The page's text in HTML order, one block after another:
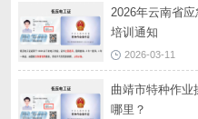
2026年云南省
培训通知
2026-03-11
曲靖市特种作业
哪里？